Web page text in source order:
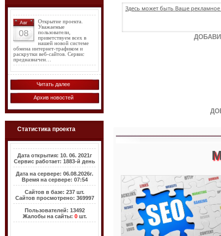
Авг
08
Открытие проекта.
Уважаемые
пользователи,
приветствуем всех в
нашей новой системе
обмена интернет-трафиком и
раскрутки веб-сайтов. Сервис
предназначен…
Читать далее
Архив новостей
Статистика проекта
Дата открытия: 10. 06. 2021г
Сервис работает: 1883-й день
Дата на сервере: 06.08.2026г.
Время на сервере: 07:54
Сайтов в базе: 237 шт.
Сайтов просмотрено: 369997
Пользователей: 13492
Жалобы на сайты: 0шт.
Здесь может быть Ваше